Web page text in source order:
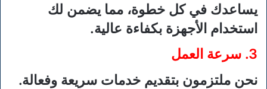
يساعدك في كل خطوة، مما يضمن لك
استخدام الأجهزة بكفاءة عالية.
3. سرعة العمل
نحن ملتزمون بتقديم خدمات سريعة وفعالة.